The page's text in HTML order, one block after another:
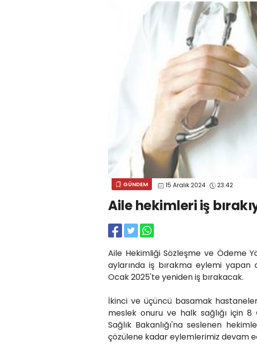
GÜNDEM 15 Aralık 2024 23:42
Aile hekimleri iş
Aile Hekimliği Sözleşme ve Ödeme
aylarında iş bırakma eylemi yapan
Ocak 2025'te yeniden iş bırakacak.
İkinci ve üçüncü basamak
meslek onuru ve halk sağlığı için 8
Sağlık Bakanlığı'na seslenen
çözülene kadar eylemlerimiz devam